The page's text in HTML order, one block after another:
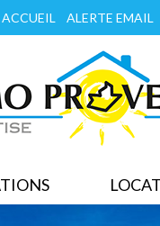
ACCUEIL ALERTE EMAIL